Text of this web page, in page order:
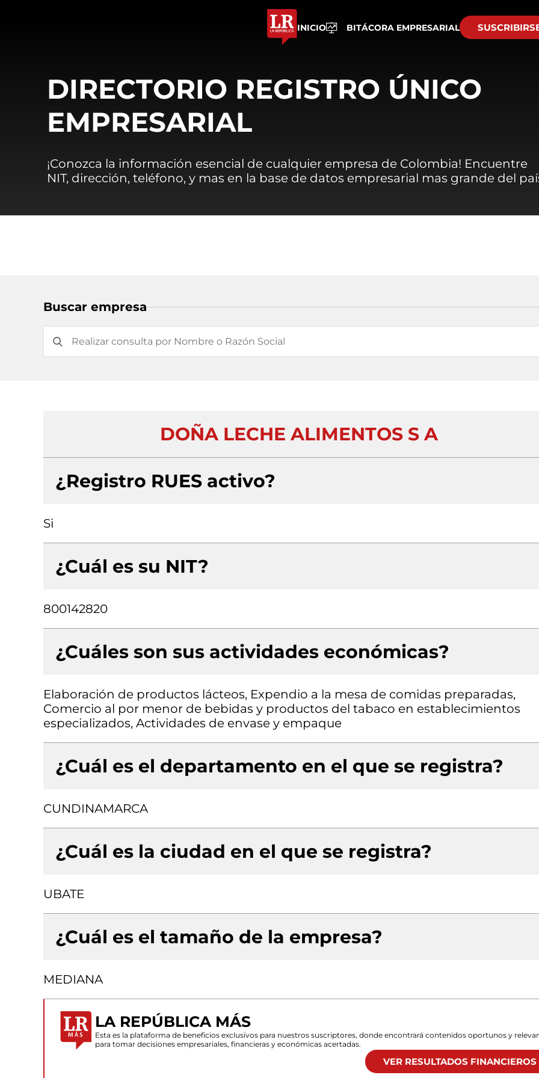
INICIO BITÁCORA EMPRESARIAL
DIRECTORIO REGISTRO ÚNICO
EMPRESARIAL
¡Conozca la información esencial de cualquier empresa de Colombia! Encuentre
NIT, dirección, teléfono, y mas en la base de datos empresarial mas grande del
Buscar empresa
DOÑA LECHE ALIMENTOS S A
¿Registro RUES activo?
Si
¿Cuál es su NIT?
800142820
¿Cuáles son sus actividades económicas?
Elaboración de productos lácteos, Expendio a la mesa de comidas preparadas,
Comercio al por menor de bebidas y productos del tabaco en establecimientos
especializados, Actividades de envase y empaque
¿Cuál es el departamento en el que se registra?
CUNDINAMARCA
¿Cuál es la ciudad en el que se registra?
UBATE
¿Cuál es el tamaño de la empresa?
MEDIANA
LA REPÚBLICA MÁS
Esta es la plataforma de beneficios exclusivos para nuestros suscriptores, donde encontrará contenidos oportunos y
para tomar decisiones empresariales, financieras y económicas acertadas.
VER RESULTADOS FINANCIEROS